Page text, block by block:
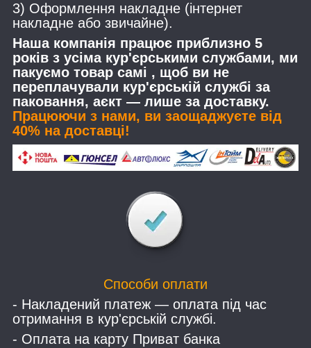
3) Оформлення накладне (інтернет
накладне або звичайне).
Наша компанія працює приблизно 5
років з усіма кур'єрськими службами, ми
пакуємо товар самі , щоб ви не
переплачували кур'єрській службі за
паковання, аєкт — лише за доставку.
Працюючи з нами, ви заощаджуєте від
40% на доставці!
Способи оплати
- Накладений платеж — оплата під час
отримання в кур'єрській службі.
- Оплата на карту Приват банка